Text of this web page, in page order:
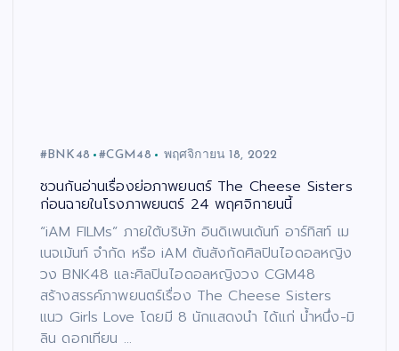
#BNK48 #CGM48 พฤศจิกายน 18, 2022
ชวนกันอ่านเรื่องย่อภาพยนตร์ The Cheese Sisters
ก่อนฉายในโรงภาพยนตร์ 24 พฤศจิกายนนี้
“iAM FILMs” ภายใต้บริษัท อินดิเพนเด้นท์ อาร์ทิสท์ เม
เนจเม้นท์ จำกัด หรือ iAM ต้นสังกัดศิลปินไอดอลหญิง
วง BNK48 และศิลปินไอดอลหญิงวง CGM48
สร้างสรรค์ภาพยนตร์เรื่อง The Cheese Sisters
แนว Girls Love โดยมี 8 นักแสดงนำ ได้แก่ น้ำหนึ่ง-มิ
ลิน ดอกเทียน …